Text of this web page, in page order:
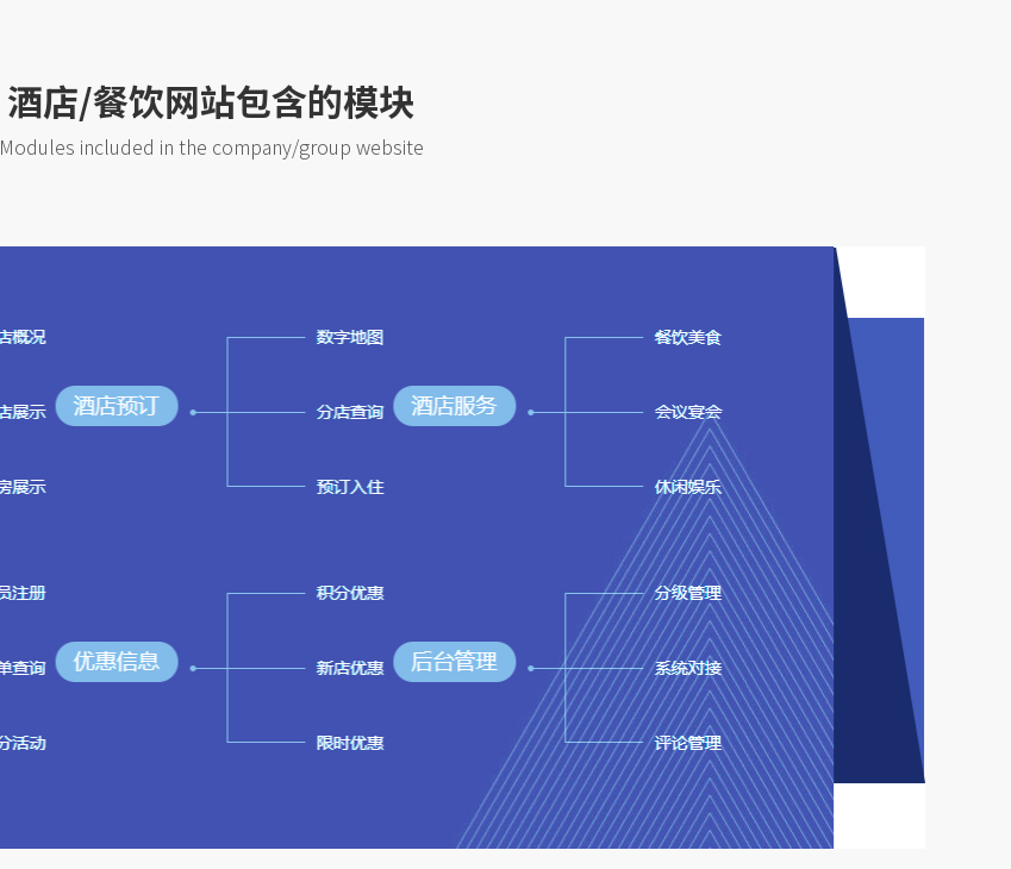
酒店/餐饮网站包含的模块
Modules included in the company/group website